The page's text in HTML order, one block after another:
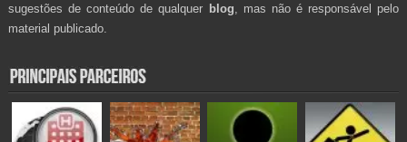
sugestões de conteúdo de qualquer blog , mas não é responsável pelo
material publicado.